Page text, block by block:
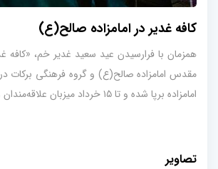
کافه غدیر در امامزاده صالح(ع)
همزمان با فرارسیدن عید سعید غدیر خم، «کافه
مقدس امامزاده صالح(ع) و گروه فرهنگی برکات
امامزاده برپا شده و تا ۱۵ خرداد میزبان علاقه‌مندان و زائران خواهد بود.
تصاویر